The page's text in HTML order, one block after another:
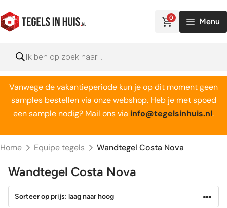
naar
de
0 Menu
zoeken
Vanwege de vakantieperiode kun je op dit moment geen
samples bestellen via onze webshop. Heb je met spoed
een sample nodig? Mail ons via info@tegelsinhuis.nl.
Home Equipe tegels Wandtegel Costa Nova
Wandtegel Costa Nova